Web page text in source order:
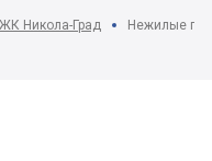
ЖК Никола-Град Нежилые